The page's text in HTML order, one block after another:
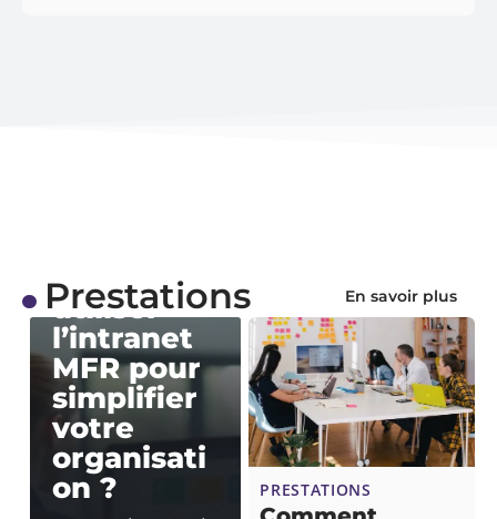
Prestations En savoir plus
Comment
utiliser
l’intranet
MFR pour
simplifier
votre
organisati
on ?
PRESTATIONS